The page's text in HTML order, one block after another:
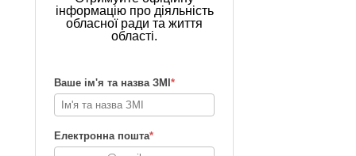
інформацію про діяльність
обласної ради та життя
області.
Ваше ім'я та назва ЗМІ*
Електронна пошта*